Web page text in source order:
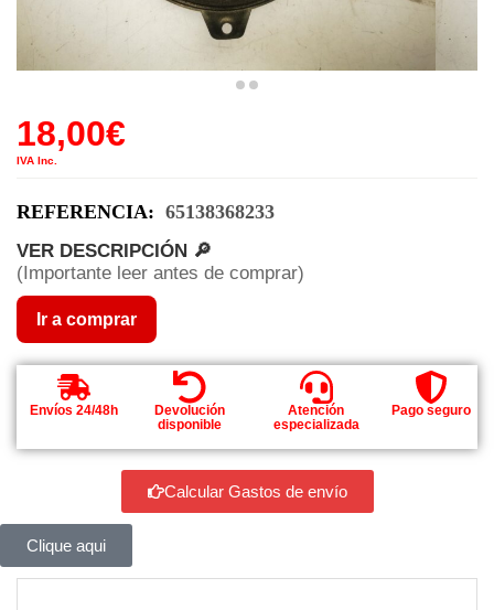
18,00€
IVA Inc.
REFERENCIA: 65138368233
VER DESCRIPCIÓN 🔎
(Importante leer antes de comprar)
Ir a comprar
Envíos 24/48h
Devolución
disponible
Atención
especializada
Pago seguro
Calcular Gastos de envío
Clique aqui